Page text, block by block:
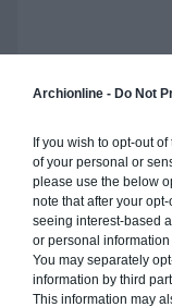
Archionline - Do Not
If you wish to opt-out
of your personal or
please use the below
note that after your
seeing interest-based
or personal
You may separately
information by third
This information may
Chiffrage
standards.
Finitions
inclut le gros
peinture,